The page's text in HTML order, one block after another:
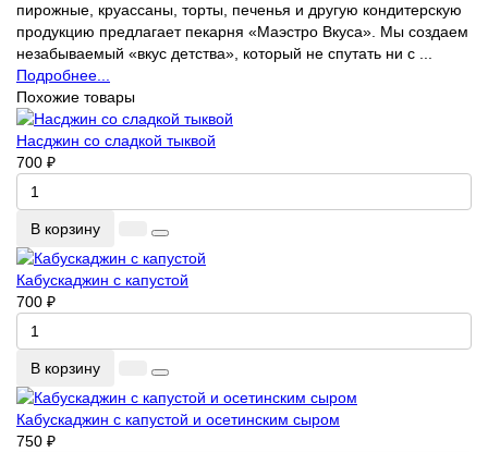
пирожные, круассаны, торты, печенья и другую кондитерскую
продукцию предлагает пекарня «Маэстро Вкуса». Мы создаем
незабываемый «вкус детства», который не спутать ни с ...
Подробнее...
Похожие товары
Насджин со сладкой тыквой
700 ₽
В корзину
Кабускаджин с капустой
700 ₽
В корзину
Кабускаджин с капустой и осетинским сыром
750 ₽